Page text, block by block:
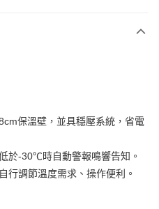
保溫壁，並具穩壓系統，省電
於-30℃時自動警報鳴響告知。
行調節溫度需求、操作便利。